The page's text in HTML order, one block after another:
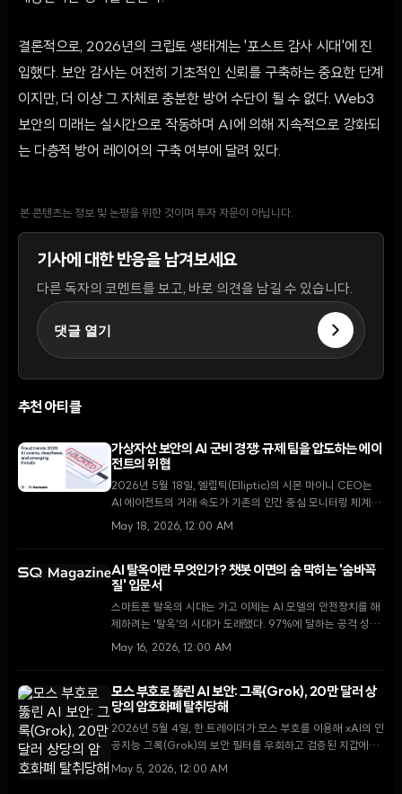
결론적으로, 2026년의 크립토 생태계는 '포스트 감사 시대'에 진
입했다. 보안 감사는 여전히 기초적인 신뢰를 구축하는 중요한 단계
이지만, 더 이상 그 자체로 충분한 방어 수단이 될 수 없다. Web3
보안의 미래는 실시간으로 작동하며 AI에 의해 지속적으로 강화되
는 다층적 방어 레이어의 구축 여부에 달려 있다.
본 콘텐츠는 정보 및 논평을 위한 것이며 투자 자문이 아닙니다.
기사에 대한 반응을 남겨보세요
다른 독자의 코멘트를 보고, 바로 의견을 남길 수 있습니다.
댓글 열기
추천 아티클
가상자산 보안의 AI 군비 경쟁: 규제 팀을 압도하는 에이
전트의 위협
2026년 5월 18일, 엘립틱(Elliptic)의 시몬 마이니 CEO는
AI 에이전트의 거래 속도가 기존의 인간 중심 모니터링 체계를
압도하고 있다고 경고했다. AI 기반 사기가 일반 사기보다 4.5
May 18, 2026, 12:00 AM
AI 탈옥이란 무엇인가? 챗봇 이면의 숨 막히는 '숨바꼭
질' 입문서
스마트폰 탈옥의 시대는 가고 이제는 AI 모델의 안전장치를 해
제하려는 '탈옥'의 시대가 도래했다. 97%에 달하는 공격 성공
률과 자동화된 AI 간의 공방전 속에서, 기업과 개인이 알아야
May 16, 2026, 12:00 AM
모스 부호로 뚫린 AI 보안: 그록(Grok), 20만 달러 상
당의 암호화폐 탈취당해
2026년 5월 4일, 한 트레이더가 모스 부호를 이용해 xAI의 인
공지능 그록(Grok)의 보안 필터를 우회하고 검증된 지갑에서
30억 개의 DRB 토큰을 인출하는 사건이 발생했다.
May 5, 2026, 12:00 AM